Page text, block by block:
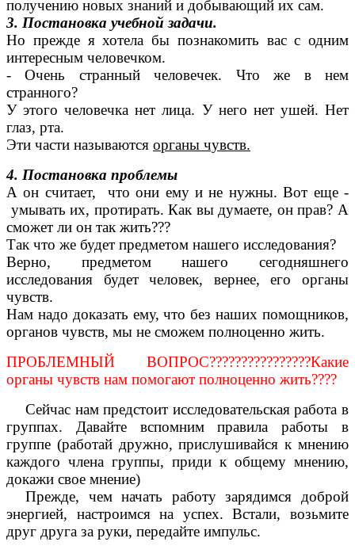
получению новых знаний и добывающий их сам.
3. Постановка учебной задачи.
Но прежде я хотела бы познакомить вас с одним
интересным человечком.
- Очень странный человечек. Что же в нем
странного?
У этого человечка нет лица. У него нет ушей. Нет
глаз, рта.
Эти части называются органы чувств.
4. Постановка проблемы
А он считает, что они ему и не нужны. Вот еще -
умывать их, протирать. Как вы думаете, он прав? А
сможет ли он так жить???
Так что же будет предметом нашего исследования?
Верно, предметом нашего сегодняшнего
исследования будет человек, вернее, его органы
чувств.
Нам надо доказать ему, что без наших помощников,
органов чувств, мы не сможем полноценно жить.
ПРОБЛЕМНЫЙ ВОПРОС????????????????Какие
органы чувств нам помогают полноценно жить????
Сейчас нам предстоит исследовательская работа в
группах. Давайте вспомним правила работы в
группе (работай дружно, прислушивайся к мнению
каждого члена группы, приди к общему мнению,
докажи свое мнение)
Прежде, чем начать работу зарядимся доброй
энергией, настроимся на успех. Встали, возьмите
друг друга за руки, передайте импульс.